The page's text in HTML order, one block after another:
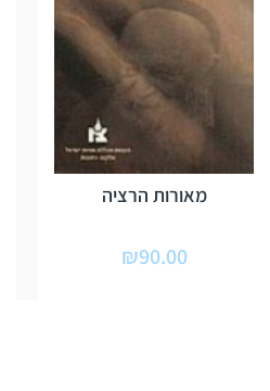
מאורות הרציה
₪90.00